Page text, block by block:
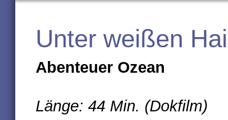
Unter weißen
Abenteuer Ozean
Länge: 44 Min. (Dokfilm)